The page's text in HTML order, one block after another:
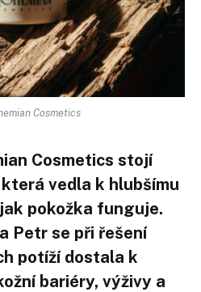
Cosmetics
Cosmetics stojí
vedla k hlubšímu
pokožka funguje.
Petr se při řešení
potíží dostala k
bariéry, výživy a